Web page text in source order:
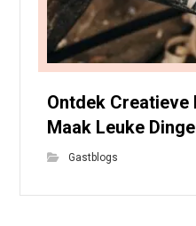
Ontdek Creatieve
Maak Leuke
Gastblogs